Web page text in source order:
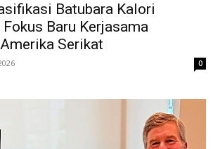
Batubara Kalori
Baru Kerjasama
Serikat
0